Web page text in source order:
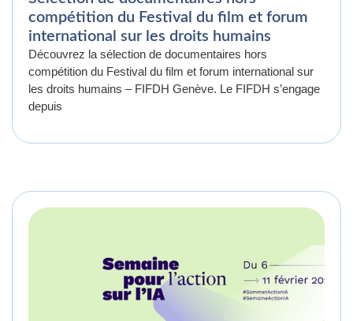
compétition du Festival du film et forum
international sur les droits humains
Découvrez la sélection de documentaires hors
compétition du Festival du film et forum international sur
les droits humains – FIFDH Genève. Le FIFDH s’engage
depuis